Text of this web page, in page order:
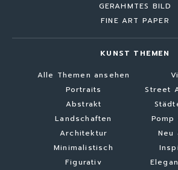
GERAHMTES BILD
FINE ART PAPER
KUNST THEMEN
Alle Themen ansehen
Portraits
Abstrakt
Landschaften
Architektur
Minimalistisch
Figurativ
Street
Pomp
Neu